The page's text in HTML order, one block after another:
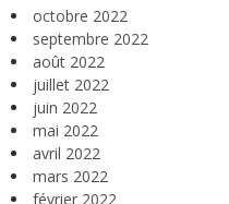
octobre 2022
septembre 2022
août 2022
juillet 2022
juin 2022
mai 2022
avril 2022
mars 2022
février 2022